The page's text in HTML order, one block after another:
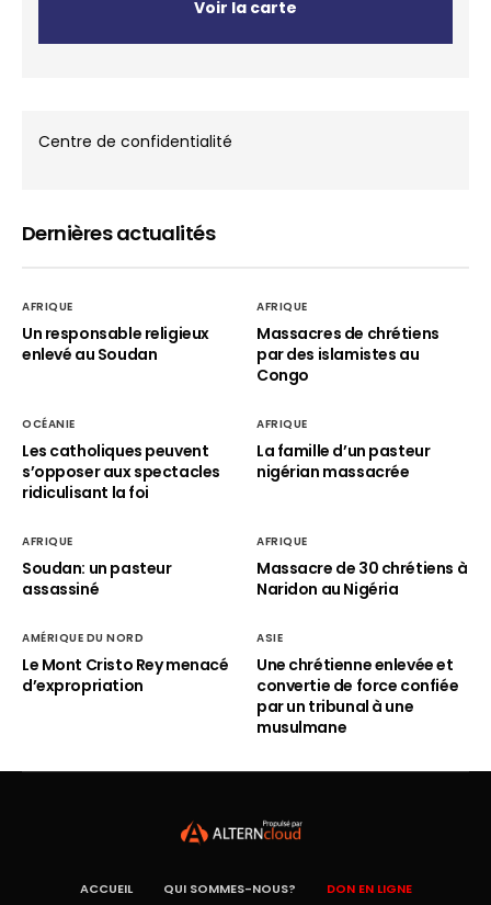
Voir la carte
Centre de confidentialité
Dernières actualités
AFRIQUE
Un responsable religieux
enlevé au Soudan
AFRIQUE
Massacres de chrétiens
par des islamistes au
Congo
OCÉANIE
Les catholiques peuvent
s’opposer aux spectacles
ridiculisant la foi
AFRIQUE
La famille d’un pasteur
nigérian massacrée
AFRIQUE
Soudan: un pasteur
assassiné
AFRIQUE
Massacre de 30 chrétiens à
Naridon au Nigéria
AMÉRIQUE DU NORD
Le Mont Cristo Rey menacé
d’expropriation
ASIE
Une chrétienne enlevée et
convertie de force confiée
par un tribunal à une
musulmane
ACCUEIL QUI SOMMES-NOUS? DON EN LIGNE